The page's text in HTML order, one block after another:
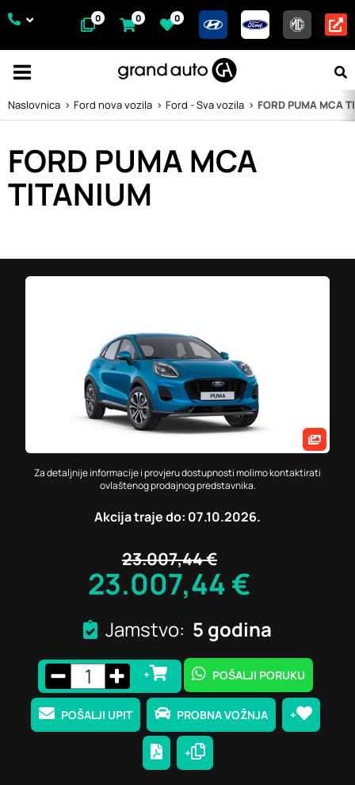
0 0 0
Naslovnica Ford nova vozila Ford - Sva vozila FORD PUMA MCA
FORD PUMA MCA
TITANIUM
Za detaljnije informacije i provjeru dostupnosti molimo kontaktirati
ovlaštenog prodajnog predstavnika.
Akcija traje do: 07.10.2026.
23.007,44 €
23.007,44 €
Jamstvo: 5 godina
+ POŠALJI PORUKU
POŠALJI UPIT PROBNA VOŽNJA +
+